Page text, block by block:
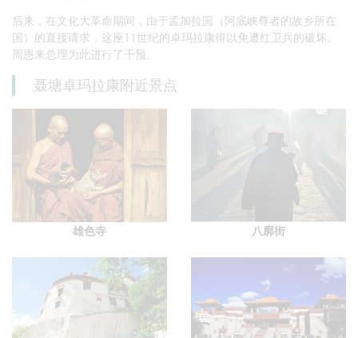
后来，在文化大革命期间，由于孟加拉国（阿底峡尊者的故乡所在
国）的直接请求，这座11世纪的卓玛拉康得以免遭红卫兵的破坏。
周恩来总理为此进行了干预。
聂塘卓玛拉康附近景点
雄色寺 八廓街